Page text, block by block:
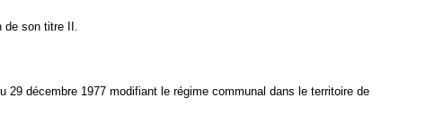
de son titre II.
décembre 1977 modifiant le régime communal dans le territoire de